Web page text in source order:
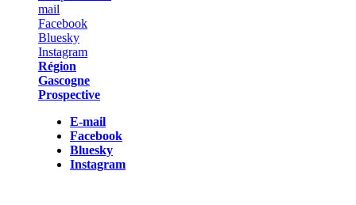
Région
Gascogne
Prospective
E-mail
Facebook
Bluesky
Instagram